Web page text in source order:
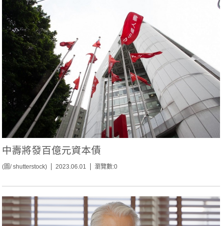
中壽將發百億元資本債
(圖/ shutterstock) 2023.06.01 瀏覽數:0